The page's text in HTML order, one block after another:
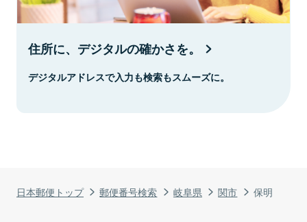
日本郵便トップ 郵便番号検索 岐阜県 関市 保明
住所に、デジタルの確かさを。
デジタルアドレスで入力も検索もスムーズに。